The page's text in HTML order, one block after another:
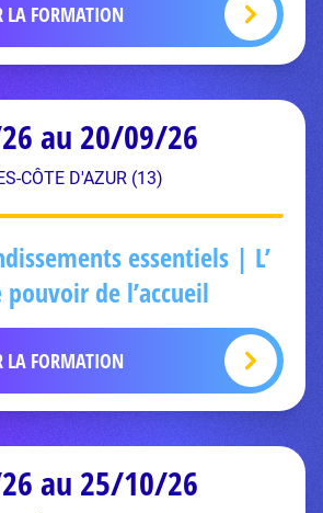
LA FORMATION
au 20/09/26
CÔTE D'AZUR (13)
essentiels | L’
de l’accueil
LA FORMATION
au 25/10/26